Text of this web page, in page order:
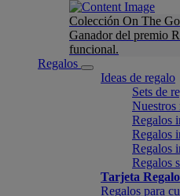
Colección On The Go
Ganador del premio
funcional.
Regalos
Ideas de regalo
Sets de
Nuestros
Regalos
Regalos
Regalos
Regalos
Tarjeta Regalo
Regalos para